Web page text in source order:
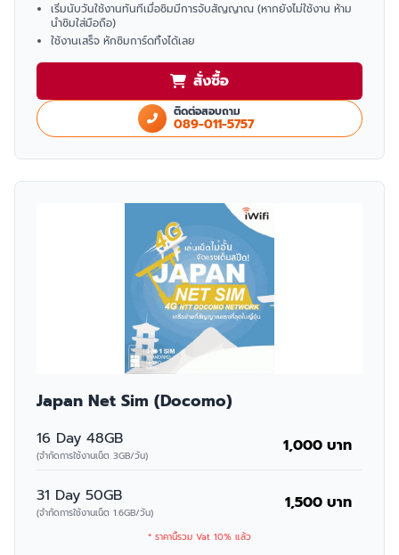
เริ่มนับวันใช้งานทันทีเมื่อซิมมีการจับสัญญาณ (หากยังไม่ใช้งาน ห้าม
นำซิมใส่มือถือ)
ใช้งานเสร็จ หักซิมการ์ดทิ้งได้เลย
สั่งซื้อ
ติดต่อสอบถาม
089-011-5757
Japan Net Sim (Docomo)
16 Day 48GB
(จำกัดการใช้งานเน็ต 3GB/วัน) 1,000 บาท
31 Day 50GB
(จำกัดการใช้งานเน็ต 1.6GB/วัน) 1,500 บาท
* ราคานี้รวม Vat 10% แล้ว